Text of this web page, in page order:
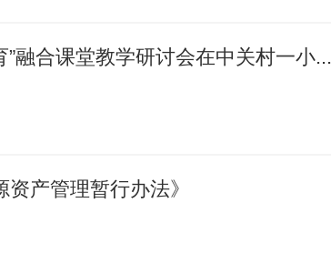
”融合课堂教学研讨会在中关村一小...
资产管理暂行办法》